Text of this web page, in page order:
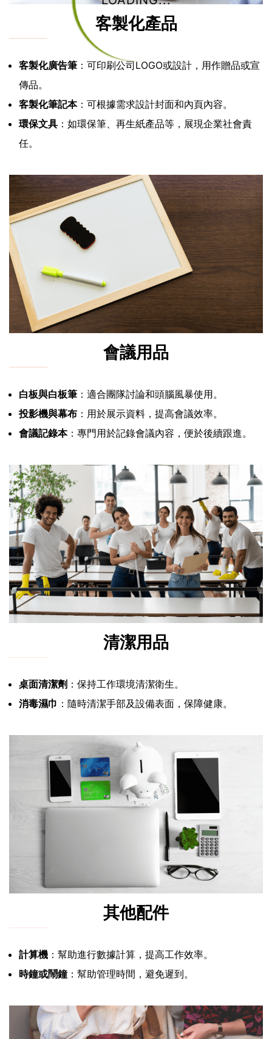
客製化產品
客製化廣告筆 ：可印刷公司LOGO或設計，用作贈品或宣
傳品。
客製化筆記本：可根據需求設計封面和內頁內容。
環保文具 ：如環保筆、再生紙產品等，展現企業社會責
任。
會議用品
白板與白板筆 ：適合團隊討論和頭腦風暴使用。
投影機與幕布 ：用於展示資料，提高會議效率。
會議記錄本：專門用於記錄會議內容，便於後續跟進。
清潔用品
桌面清潔劑 ：保持工作環境清潔衛生。
消毒濕巾 ：隨時清潔手部及設備表面，保障健康。
其他配件
計算機 ：幫助進行數據計算，提高工作效率。
時鐘或鬧鐘：幫助管理時間，避免遲到。